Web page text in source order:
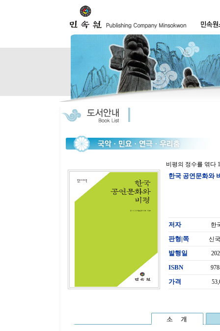
비평의 정수를 엮다 1
한국 공연문화와
저자 한
판형|쪽 신
발행일
ISBN
가격